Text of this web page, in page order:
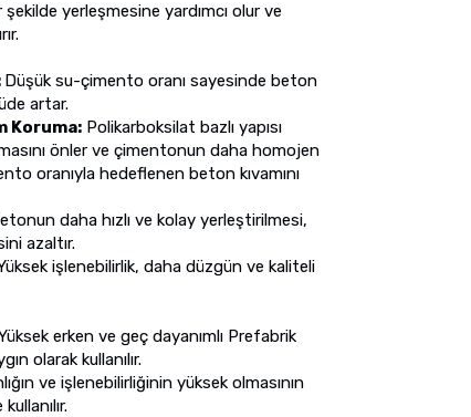
şekilde yerleşmesine yardımcı olur ve
Düşük su-çimento oranı sayesinde beton
artar.
Koruma: Polikarboksilat bazlı yapısı
önler ve çimentonun daha homojen
oranıyla hedeflenen beton kıvamını
daha hızlı ve kolay yerleştirilmesi,
azaltır.
işlenebilirlik, daha düzgün ve kaliteli
erken ve geç dayanımlı Prefabrik
olarak kullanılır.
ve işlenebilirliğinin yüksek olmasının